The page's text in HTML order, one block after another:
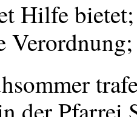
Hilfe